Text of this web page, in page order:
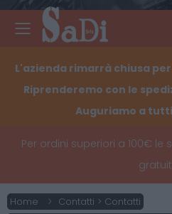
Toggle mobile
L'azienda rimarrà chiusa
Riprenderemo con le
Auguriamo a
Per ordini superiori a 100€ le
Home
Contatti > Contatti